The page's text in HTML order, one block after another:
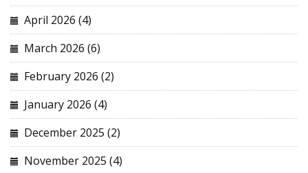
April 2026 (4)
March 2026 (6)
February 2026 (2)
January 2026 (4)
December 2025 (2)
November 2025 (4)